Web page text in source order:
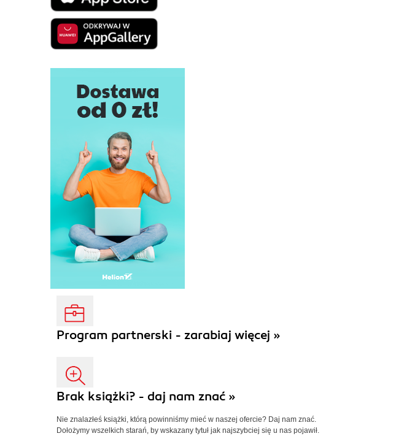
Program partnerski - zarabiaj więcej »
Brak książki? - daj nam znać »
Nie znalazłeś książki, którą powinniśmy mieć w naszej ofercie? Daj nam znać.
Dołożymy wszelkich starań, by wskazany tytuł jak najszybciej się u nas pojawił.